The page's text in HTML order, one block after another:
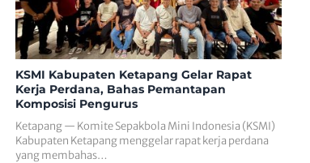
KSMI Kabupaten Ketapang Gelar Rapat
Kerja Perdana, Bahas Pemantapan
Komposisi Pengurus
Ketapang — Komite Sepakbola Mini Indonesia (KSMI)
Kabupaten Ketapang menggelar rapat kerja perdana
yang membahas…